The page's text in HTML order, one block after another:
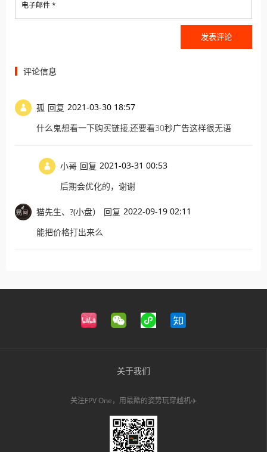
电子邮件 *
评论信息
孤 回复 2021-03-30 18:57
什么鬼想看一下购买链接,还要看30秒广告这样很无语
小哥 回复 2021-03-31 00:53
后期会优化的，谢谢
猫先生、?(小盘） 回复 2022-09-19 02:11
能把价格打出来么
关于我们
关注FPV One，用最酷的姿势玩穿越机✈️